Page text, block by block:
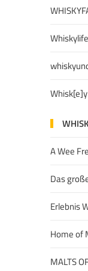
A Wee
Das
Erlebnis
Home of
MALTS